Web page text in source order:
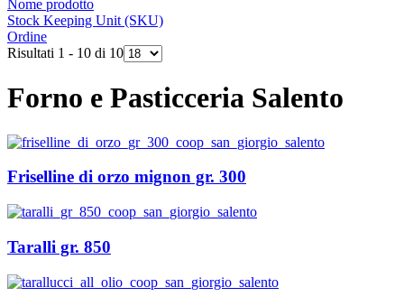
Nome prodotto
Stock Keeping Unit (SKU)
Ordine
Risultati 1 - 10 di 10
Forno e Pasticceria Salento
Friselline di orzo mignon gr. 300
Taralli gr. 850